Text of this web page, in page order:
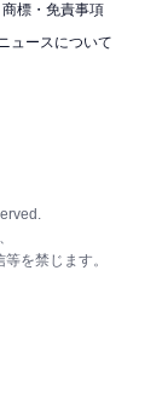
標・免責事項
ュースについて
を禁じます。